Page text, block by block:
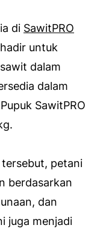
di SawitPRO
untuk
dalam
dalam
SawitPRO
petani
berdasarkan
dan
juga menjadi